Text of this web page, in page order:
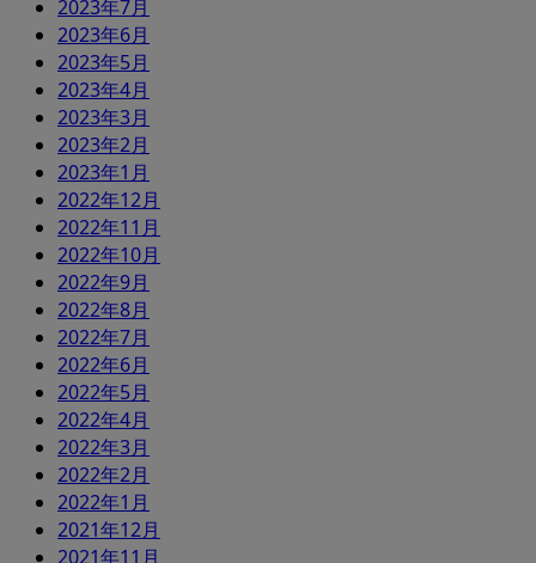
2023年7月
2023年6月
2023年5月
2023年4月
2023年3月
2023年2月
2023年1月
2022年12月
2022年11月
2022年10月
2022年9月
2022年8月
2022年7月
2022年6月
2022年5月
2022年4月
2022年3月
2022年2月
2022年1月
2021年12月
2021年11月